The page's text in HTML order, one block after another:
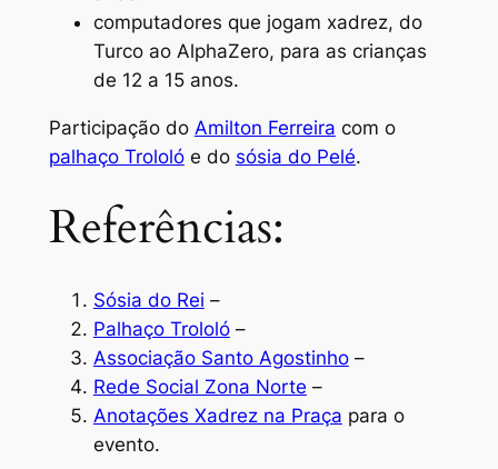
computadores que jogam xadrez, do
Turco ao AlphaZero, para as crianças
de 12 a 15 anos.
Participação do Amilton Ferreira com o
palhaço Trololóe do sósia do Pelé.
Referências:
Sósia do Rei –
Palhaço Trololó–
Associação Santo Agostinho–
Rede Social Zona Norte –
Anotações Xadrez na Praça para o
evento.